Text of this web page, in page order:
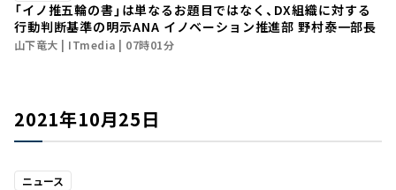
「イノ推五輪の書」は単なるお題目ではなく、DX組織に対する
行動判断基準の明示――ANA イノベーション推進部 野村泰一部長
山下竜大 ITmedia 07時01分
2021年10月25日
ニュース